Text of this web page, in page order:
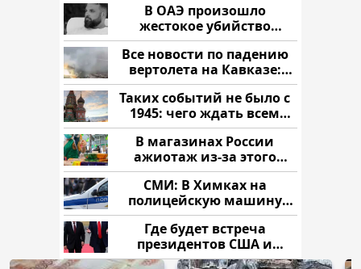
В ОАЭ произошло
жестокое убийство
криптомиллионера
Все новости по падению
вертолета на Кавказе:
читать здесь
Таких событий не было с
1945: чего ждать всем
нам?
В магазинах России
ажиотаж из-за этого
продукта: что купить?
СМИ: В Химках на
полицейскую машину
напали и подожгли.
Где будет встреча
президентов США и
России: Европа?